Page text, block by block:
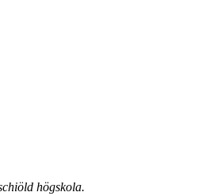
högskola.